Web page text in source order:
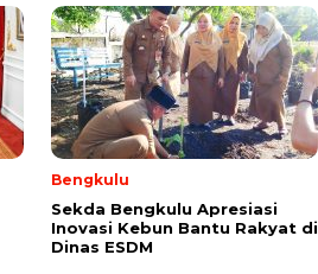
Bengkulu
Sekda Bengkulu Apresiasi
Inovasi Kebun Bantu Rakyat di
Dinas ESDM